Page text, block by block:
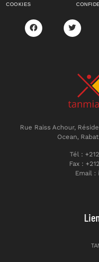
COOKIES
Rue Raiss Achour,
Ocean,
Tél :
Fax :
Email :